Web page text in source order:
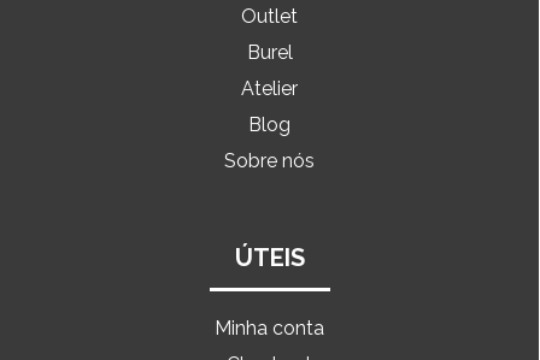
Outlet
Burel
Atelier
Blog
Sobre nós
ÚTEIS
Minha conta